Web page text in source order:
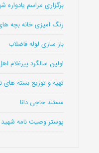
برگزاری مراسم
رنگ امیزی خانه بچه
باز سازی لوله فاضلاب
اولین سالگرد پیرغلام
تهیه و توزیع بسته های
مستند حاجی دانا
پوستر وصیت نامه